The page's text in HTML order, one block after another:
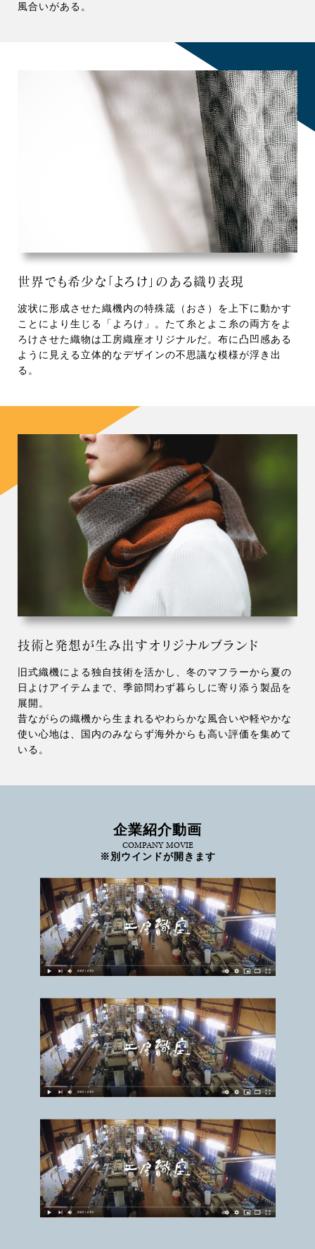
風合いがある。
世界でも希少な「よろけ」のある織り表現
波状に形成させた織機内の特殊筬（おさ）を上下に動かす
ことにより生じる「よろけ」。たて糸とよこ糸の両方をよ
ろけさせた織物は工房織座オリジナルだ。布に凸凹感ある
ように見える立体的なデザインの不思議な模様が浮き出
る。
技術と発想が生み出すオリジナルブランド
旧式織機による独自技術を活かし、冬のマフラーから夏の
日よけアイテムまで、季節問わず暮らしに寄り添う製品を
展開。
昔ながらの織機から生まれるやわらかな風合いや軽やかな
使い心地は、国内のみならず海外からも高い評価を集めて
いる。
企業紹介動画
COMPANY MOVIE
※別ウインドが開きます